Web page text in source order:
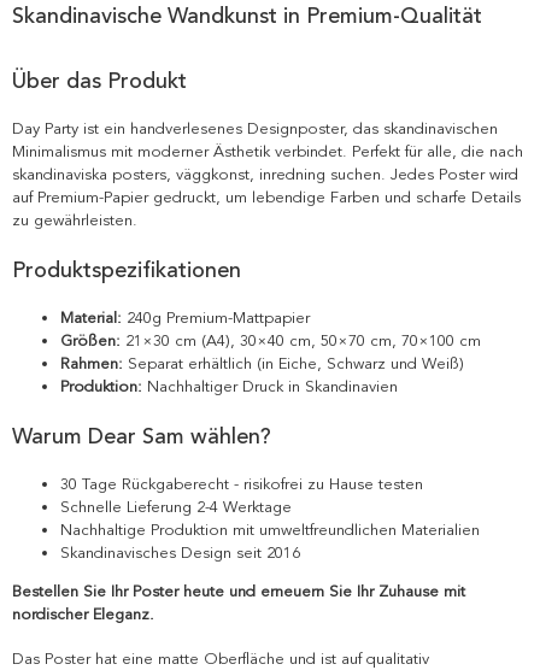
Skandinavische Wandkunst in Premium-Qualität
Über das Produkt
Day Party ist ein handverlesenes Designposter, das skandinavischen
Minimalismus mit moderner Ästhetik verbindet. Perfekt für alle, die nach
skandinaviska posters, väggkonst, inredning suchen. Jedes Poster wird
auf Premium-Papier gedruckt, um lebendige Farben und scharfe Details
zu gewährleisten.
Produktspezifikationen
Material: 240g Premium-Mattpapier
Größen: 21×30 cm (A4), 30×40 cm, 50×70 cm, 70×100 cm
Rahmen: Separat erhältlich (in Eiche, Schwarz und Weiß)
Produktion: Nachhaltiger Druck in Skandinavien
Warum Dear Sam wählen?
30 Tage Rückgaberecht - risikofrei zu Hause testen
Schnelle Lieferung 2-4 Werktage
Nachhaltige Produktion mit umweltfreundlichen Materialien
Skandinavisches Design seit 2016
Bestellen Sie Ihr Poster heute und erneuern Sie Ihr Zuhause mit
nordischer Eleganz.
Das Poster hat eine matte Oberfläche und ist auf qualitativ